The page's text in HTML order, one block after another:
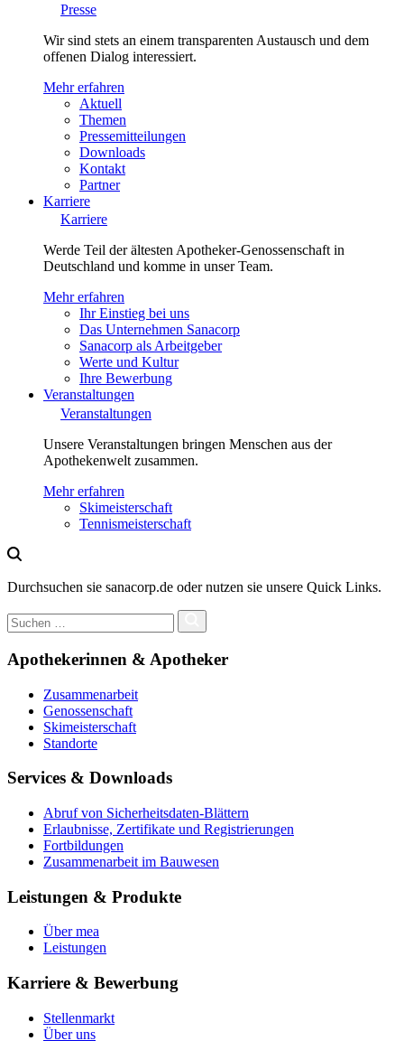
Presse
Wir sind stets an einem transparenten Austausch und dem
offenen Dialog interessiert.
Mehr erfahren
Aktuell
Themen
Pressemitteilungen
Downloads
Kontakt
Partner
Karriere
Karriere
Werde Teil der ältesten Apotheker-Genossenschaft in
Deutschland und komme in unser Team.
Mehr erfahren
Ihr Einstieg bei uns
Das Unternehmen Sanacorp
Sanacorp als Arbeitgeber
Werte und Kultur
Ihre Bewerbung
Veranstaltungen
Veranstaltungen
Unsere Veranstaltungen bringen Menschen aus der
Apothekenwelt zusammen.
Mehr erfahren
Skimeisterschaft
Tennismeisterschaft
Durchsuchen sie sanacorp.de oder nutzen sie unsere Quick Links.
Apothekerinnen & Apotheker
Zusammenarbeit
Genossenschaft
Skimeisterschaft
Standorte
Services & Downloads
Abruf von Sicherheitsdaten-Blättern
Erlaubnisse, Zertifikate und Registrierungen
Fortbildungen
Zusammenarbeit im Bauwesen
Leistungen & Produkte
Über mea
Leistungen
Karriere & Bewerbung
Stellenmarkt
Über uns